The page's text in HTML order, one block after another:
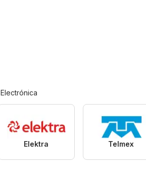
Electrónica
Elektra Telmex